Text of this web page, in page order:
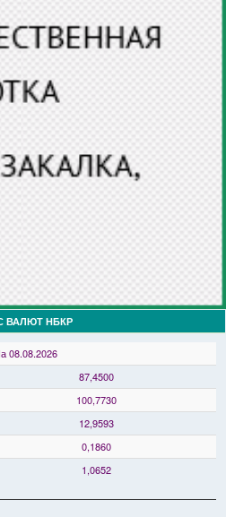
ВАЛЮТ НБКР
08.08.2026
87,4500
100,7730
12,9593
0,1860
1,0652